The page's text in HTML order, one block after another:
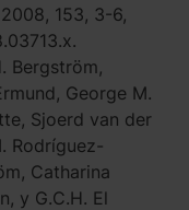
153, 3-6,
Bergström,
George M.
Sjoerd van der
Rodríguez-
Catharina
y G.C.H. El